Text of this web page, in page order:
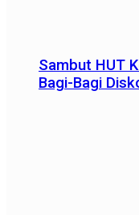
Sambut HUT
Bagi-Bagi